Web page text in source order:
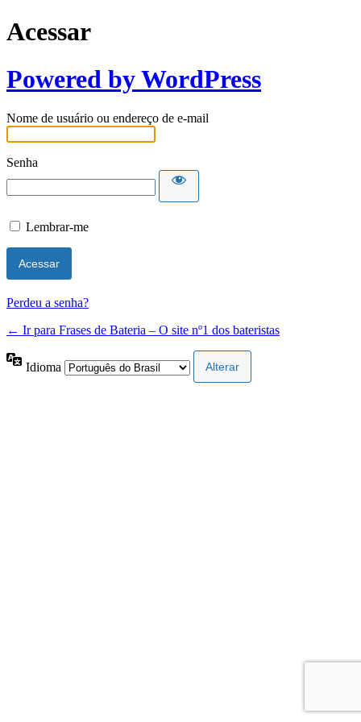
Acessar
Powered by WordPress
Nome de usuário ou endereço de e-mail
Senha
Lembrar-me
Perdeu a senha?
← Ir para Frases de Bateria – O site nº1 dos bateristas
Idioma